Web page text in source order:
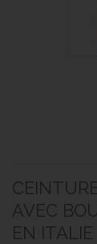
AVEC
EN ITALIE